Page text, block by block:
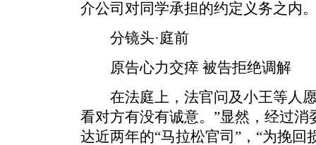
介公司对同学承担的约定义务之内
分镜头·庭前
原告心力交瘁 被告拒绝调解
在法庭上，法官问及小王等人愿
看对方有没有诚意。”显然，经过
达近两年的“马拉松官司”，“为挽